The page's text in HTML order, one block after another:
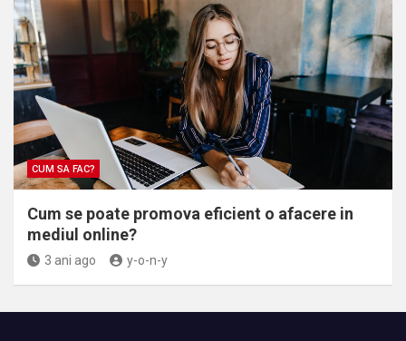
CUM SA FAC?
Cum se poate promova eficient o afacere in
mediul online?
3 ani ago y-o-n-y